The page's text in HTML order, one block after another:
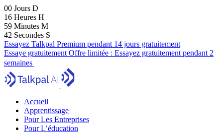
00 Jours D
16 Heures H
59 Minutes M
40 Secondes S
Essayez Talkpal Premium pendant 14 jours gratuitement
Essaye gratuitement Offre limitée : Essayez gratuitement pendant 2
semaines
Accueil
Apprentissage
Pour Les Entreprises
Pour L’éducation